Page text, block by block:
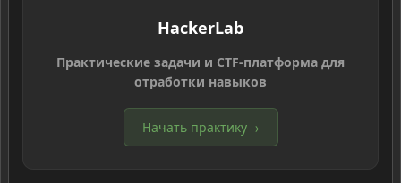
HackerLab
Практические задачи и CTF-платформа для
отработки навыков
Начать практику→